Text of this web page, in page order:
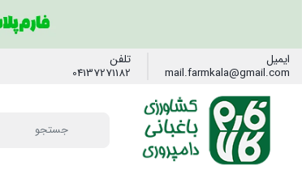
ایمیل
mail.farmkala@gmail.com
تلفن
04137271182